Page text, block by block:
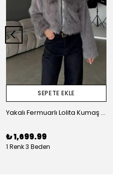
SEPETE EKLE
Yakalı Fermuarlı Lolita Kumaş Kadın Kürk Ceket
₺ 1,699.99
1 Renk 3 Beden